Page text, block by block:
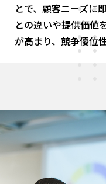
とで、顧客ニーズに
との違いや提供価値
が高まり、競争優位